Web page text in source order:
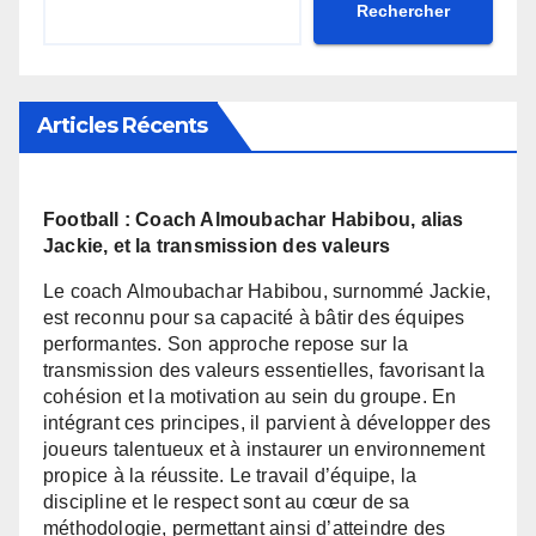
Rechercher
Articles Récents
Football : Coach Almoubachar Habibou, alias
Jackie, et la transmission des valeurs
Le coach Almoubachar Habibou, surnommé Jackie,
est reconnu pour sa capacité à bâtir des équipes
performantes. Son approche repose sur la
transmission des valeurs essentielles, favorisant la
cohésion et la motivation au sein du groupe. En
intégrant ces principes, il parvient à développer des
joueurs talentueux et à instaurer un environnement
propice à la réussite. Le travail d’équipe, la
discipline et le respect sont au cœur de sa
méthodologie, permettant ainsi d’atteindre des